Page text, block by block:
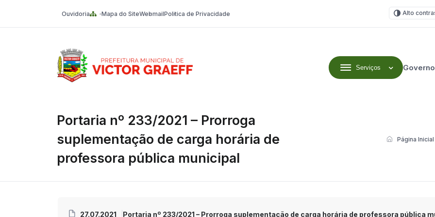
Ouvidoria Mapa do SiteWebmailPolitica de Privacidade Alto
Serviços Governo
Portaria nº 233/2021 – Prorroga
suplementação de carga horária de
professora pública municipal
Página Inicial
27.07.2021 Portaria nº 233/2021 – Prorroga suplementação de carga horária de professora pública